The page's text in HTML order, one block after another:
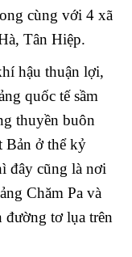
cùng với 4 xã
Tân Hiệp.
hậu thuận lợi,
quốc tế sầm
thuyền buôn
Bản ở thể kỷ
đây cũng là nơi
Chăm Pa và
đường tơ lụa trên